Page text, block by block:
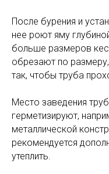
После бурения и
нее роют яму
больше размеров
обрезают по
так, чтобы труба
Место заведения
герметизируют,
металлической
рекомендуется
утеплить.